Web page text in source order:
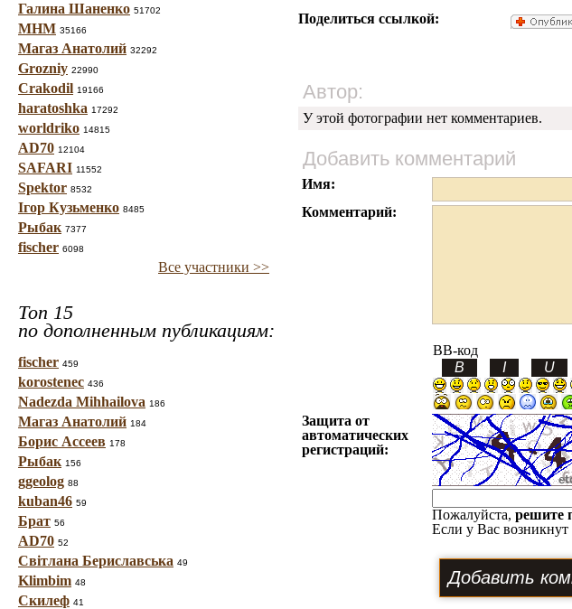
Галина Шаненко 51702
МНМ 35166
Магаз Анатолий 32292
Grozniy 22990
Crakodil 19166
haratoshka 17292
worldriko 14815
AD70 12104
SAFARI 11552
Spektor 8532
Ігор Кузьменко 8485
Рыбак 7377
fischer 6098
Все участники >>
Топ 15
по дополненным публикациям:
fischer 459
korostenec 436
Nadezda Mihhailova 186
Магаз Анатолий 184
Борис Ассеев 178
Рыбак 156
ggeolog 88
kuban46 59
Брат 56
AD70 52
Світлана Бериславська 49
Klimbim 48
Скилеф 41
Поделиться ссылкой:
Автор:
У этой фотографии нет комментариев.
Добавить комментарий
Имя:
Комментарий:
BB-код
Защита от
автоматических
регистраций:
Пожалуйста, решите
Если у Вас